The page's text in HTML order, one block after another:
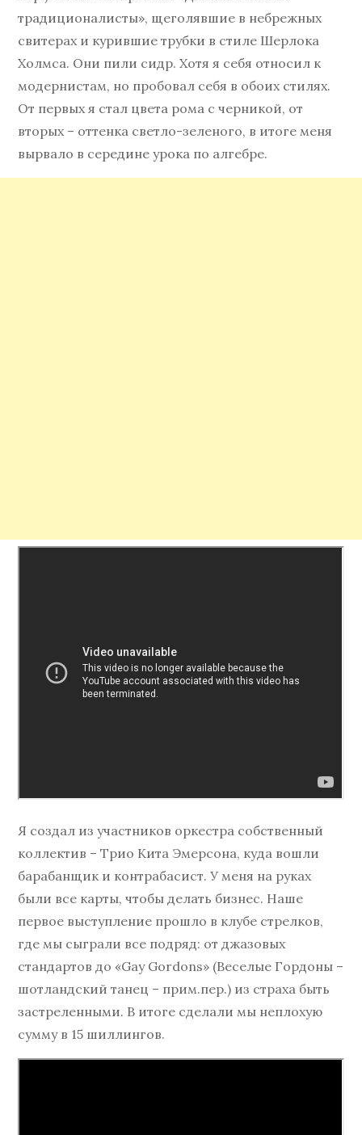
традиционалисты», щеголявшие в небрежных
свитерах и курившие трубки в стиле Шерлока
Холмса. Они пили сидр. Хотя я себя относил к
модернистам, но пробовал себя в обоих стилях.
От первых я стал цвета рома с черникой, от
вторых – оттенка светло-зеленого, в итоге меня
вырвало в середине урока по алгебре.
Я создал из участников оркестра собственный
коллектив – Трио Кита Эмерсона, куда вошли
барабанщик и контрабасист. У меня на руках
были все карты, чтобы делать бизнес. Наше
первое выступление прошло в клубе стрелков,
где мы сыграли все подряд: от джазовых
стандартов до «Gay Gordons» (Веселые Гордоны –
шотландский танец – прим.пер.) из страха быть
застреленными. В итоге сделали мы неплохую
сумму в 15 шиллингов.